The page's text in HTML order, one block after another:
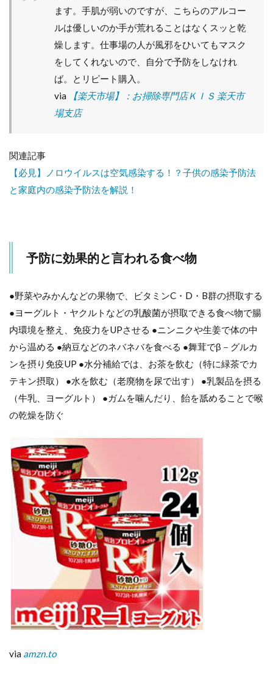
ます。手肌が弱いのですが、こちらのアルコー
ルは優しいのか手が荒れることはなくスッと乾
燥します。仕事場の人が風邪をひいてもマスク
をしてくれないので、自分で予防をしなけれ
ば。とリピート購入。
via
【楽天市場】：お掃除専門店ＫＩＳ 楽天市
場支店
関連記事
【必見】ノロウイルスは空気感染する！？子供の感染予防法
と家庭内の感染予防法を解説！
予防に効果的と言われる食べ物
●野菜やみかんなどの果物で、ビタミンC・D・B群の摂取する
●ヨーグルト・ヤクルトなどの乳酸菌が摂取できる食べ物で腸
内環境を整え、免疫力をUPさせる ●ニンニクや生姜で体の中
から温める ●納豆などのネバネバを食べる ●舞茸でβ－グルカ
ンを摂り免疫UP ●水分補給では、お茶を飲む（特に緑茶でカ
テキン摂取） ●水を飲む（老廃物を尿で出す） ●乳製品を摂る
（牛乳、ヨーグルト） ●ガムを噛んだり、飴を舐めることで喉
の乾燥を防ぐ
via amzn.to